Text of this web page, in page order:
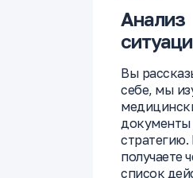
Анализ
Вы
себе, мы
документы
получаете
список